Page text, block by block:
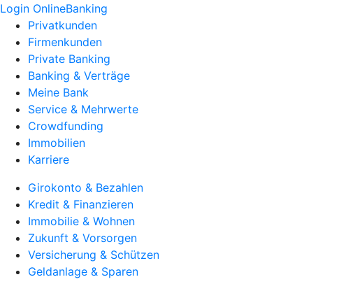
Login OnlineBanking
Privatkunden
Firmenkunden
Private Banking
Banking & Verträge
Meine Bank
Service & Mehrwerte
Crowdfunding
Immobilien
Karriere
Girokonto & Bezahlen
Kredit & Finanzieren
Immobilie & Wohnen
Zukunft & Vorsorgen
Versicherung & Schützen
Geldanlage & Sparen